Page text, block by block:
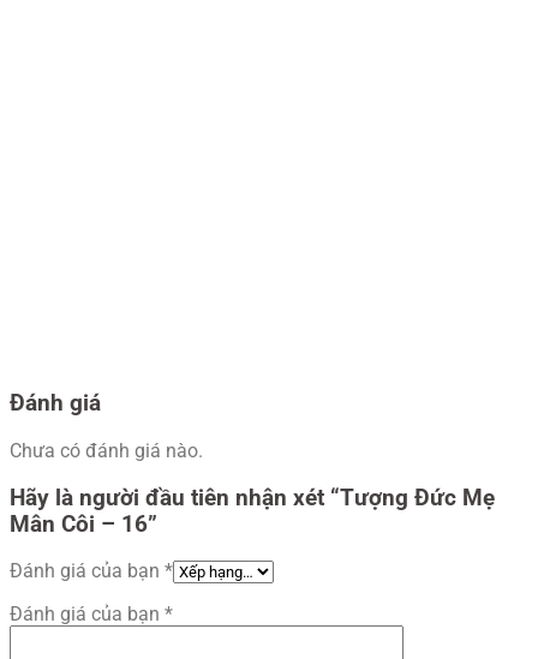
Đánh giá
Chưa có đánh giá nào.
Hãy là người đầu tiên nhận xét “Tượng Đức Mẹ
Mân Côi – 16”
Đánh giá của bạn *
Đánh giá của bạn *